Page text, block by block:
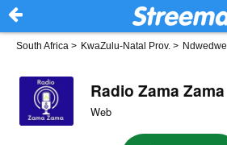
South Africa > KwaZulu-Natal Prov. > Ndwedwe
Radio Zama Zama
Web